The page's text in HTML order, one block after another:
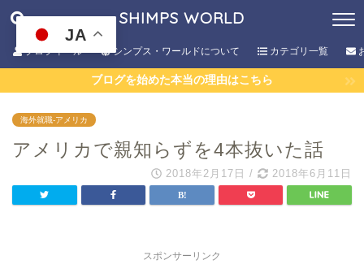
SHIMPS WORLD
プロフィール シンプス・ワールドについて カテゴリ一覧
ブログを始めた本当の理由はこちら
海外就職-アメリカ
アメリカで親知らずを4本抜いた話
2018年2月17日 / 2018年6月11日
スポンサーリンク
JA